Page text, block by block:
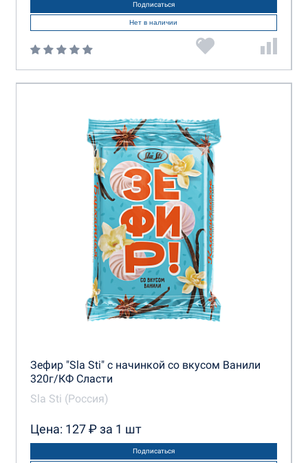
Подписаться
Нет в наличии
Зефир "Sla Sti" с начинкой со вкусом Ванили
320г/КФ Сласти
Sla Sti (Россия)
Цена: 127 ₽ за 1 шт
Подписаться